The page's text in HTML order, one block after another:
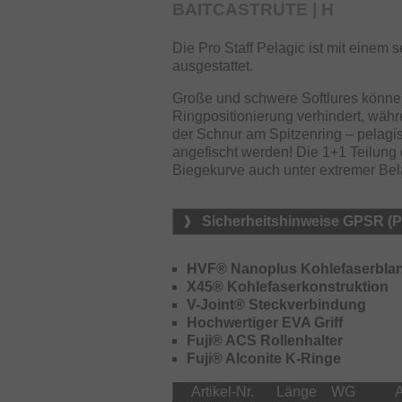
schlank, schnell und gleichzeitig
Zugabe von Nanopartikeln wurde
Die X45 Kohlefaserkonstruktion
zu einer verbesserten
werfen dadurch präziser und
absolut kontrolliert. Außerdem wird
naturgemäß empfindlichsten
Besonderes Augenmerk wurde
der Griffstücke, die Auswahl
verwendeten Materialien sind für
erlauben ein über Stunden
BAITCASTRUTE | H
Die Pro Staff Pelagic ist mit einem
ausgestattet.
Große und schwere Softlures
Ringpositionierung verhindert,
der Schnur am Spitzenring –
angefischt werden! Die 1+1
Biegekurve auch unter extremer
Sicherheitshinweise GPSR
HVF® Nanoplus
X45® Kohlefaserkonstruktion
V-Joint® Steckverbindung
Hochwertiger EVA Griff
Fuji® ACS Rollenhalter
Fuji® Alconite K-Ringe
Artikel-Nr. Länge WG